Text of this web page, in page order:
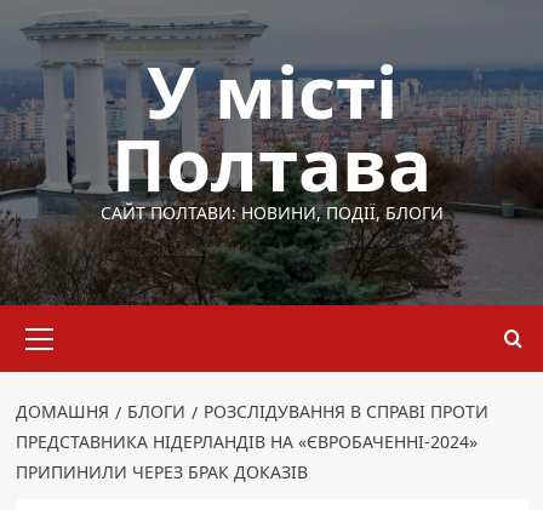
Перейти
вмісту
У місті
Полтава
САЙТ ПОЛТАВИ: НОВИНИ, ПОДІЇ, БЛОГИ
меню
ДОМАШНЯ БЛОГИ
РОЗСЛІДУВАННЯ В СПРАВІ ПРОТИ
ПРЕДСТАВНИКА НІДЕРЛАНДІВ НА «ЄВРОБАЧЕННІ-2024»
ПРИПИНИЛИ ЧЕРЕЗ БРАК ДОКАЗІВ